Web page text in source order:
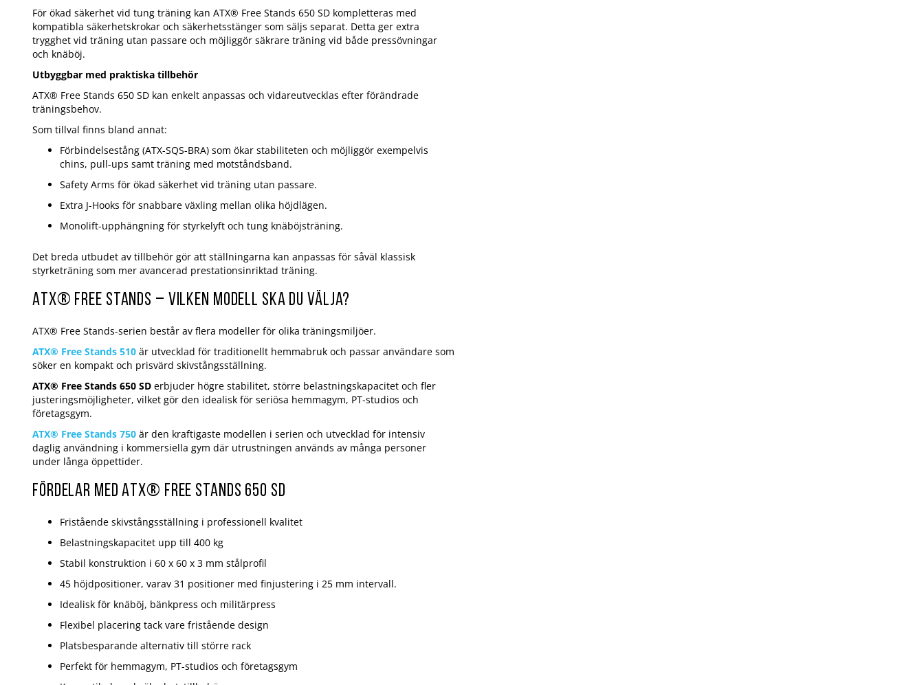
För ökad säkerhet vid tung träning kan ATX® Free Stands 650 SD kompletteras med
kompatibla säkerhetskrokar och säkerhetsstänger som säljs separat. Detta ger extra
trygghet vid träning utan passare och möjliggör säkrare träning vid både pressövningar
och knäböj.
Utbyggbar med praktiska tillbehör
ATX® Free Stands 650 SD kan enkelt anpassas och vidareutvecklas efter förändrade
träningsbehov.
Som tillval finns bland annat:
Förbindelsestång (ATX-SQS-BRA) som ökar stabiliteten och möjliggör exempelvis
chins, pull-ups samt träning med motståndsband.
Safety Arms för ökad säkerhet vid träning utan passare.
Extra J-Hooks för snabbare växling mellan olika höjdlägen.
Monolift-upphängning för styrkelyft och tung knäböjsträning.
Det breda utbudet av tillbehör gör att ställningarna kan anpassas för såväl klassisk
styrketräning som mer avancerad prestationsinriktad träning.
ATX® Free Stands – vilken modell ska du välja?
ATX® Free Stands-serien består av flera modeller för olika träningsmiljöer.
ATX® Free Stands 510 är utvecklad för traditionellt hemmabruk och passar användare som
söker en kompakt och prisvärd skivstångsställning.
ATX® Free Stands 650 SD erbjuder högre stabilitet, större belastningskapacitet och fler
justeringsmöjligheter, vilket gör den idealisk för seriösa hemmagym, PT-studios och
företagsgym.
ATX® Free Stands 750 är den kraftigaste modellen i serien och utvecklad för intensiv
daglig användning i kommersiella gym där utrustningen används av många personer
under långa öppettider.
Fördelar med ATX® Free Stands 650 SD
Fristående skivstångsställning i professionell kvalitet
Belastningskapacitet upp till 400 kg
Stabil konstruktion i 60 x 60 x 3 mm stålprofil
45 höjdpositioner, varav 31 positioner med finjustering i 25 mm intervall.
Idealisk för knäböj, bänkpress och militärpress
Flexibel placering tack vare fristående design
Platsbesparande alternativ till större rack
Perfekt för hemmagym, PT-studios och företagsgym